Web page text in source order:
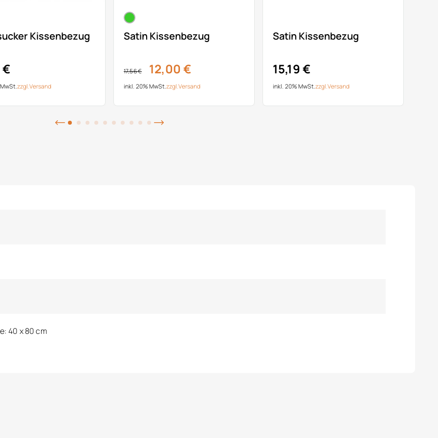
Kissenbezug
€
zzgl.Versand
Satin Kissenbezug
17,56 € 12,00 €
inkl. 20% MwSt.zzgl.Versand
Satin Kissenbezug
15,19 €
inkl. 20% MwSt.zzgl.Versand
40 x 80 cm